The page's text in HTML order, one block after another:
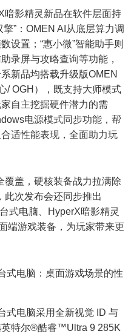
暗影精灵新品在软件层面持
”：OMEN AI从底层算力调
设置；“惠小微”智能助手则
录屏与攻略查询等功能，
新品均搭载升级版OMEN
/ OGH），既支持大师模式
自主挖掘硬件潜力的需
电源模式同步功能，帮
适性能表现，全面助力玩
覆盖，硬核装备战力拉满除
此次发布会还同步推出
式电脑、HyperX暗影精灵
端游戏装备，为玩家带来更
式电脑：桌面游戏场景的性
式电脑采用全新视觉 ID 与
英特尔®酷睿™Ultra 9 285K